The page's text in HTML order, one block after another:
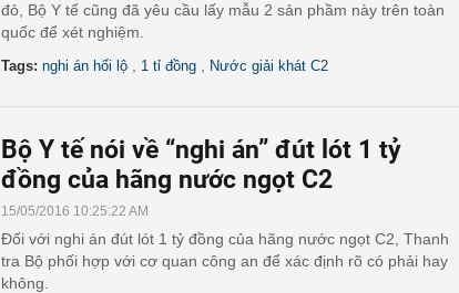
đỏ, Bộ Y tế cũng đã yêu cầu lấy mẫu 2 sản phầm này trên toàn
quốc để xét nghiệm.
Tags: nghi án hối lộ 1 tỉ đồng Nước giải khát C2
Bộ Y tế nói về “nghi án” đút lót 1 tỷ
đồng của hãng nước ngọt C2
15/05/2016 10:25:22 AM
Đối với nghi án đút lót 1 tỷ đồng của hãng nước ngọt C2, Thanh
tra Bộ phối hợp với cơ quan công an để xác định rõ có phải hay
không.